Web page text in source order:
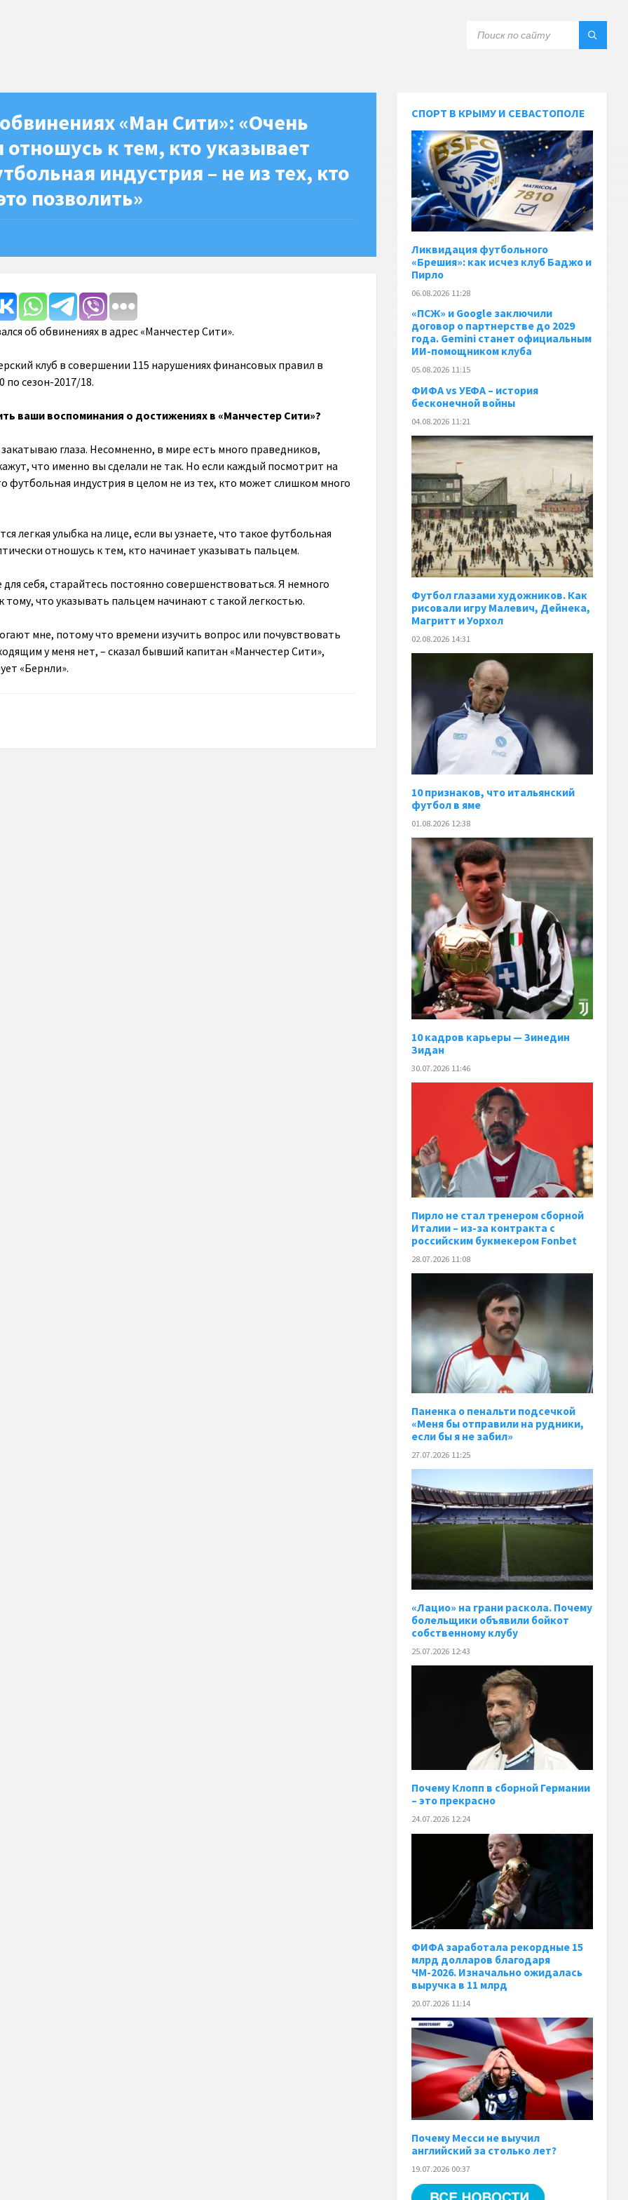
«Ман Сити»: «Очень
отношусь к тем, кто указывает
индустрия – не из тех, кто
позволить»
об обвинениях в адрес «Манчестер Сити».
клуб в совершении 115 нарушениях финансовых правил в
по сезон-2017/18.
ваши воспоминания о достижениях в «Манчестер Сити»?
глаза. Несомненно, в мире есть много праведников,
что именно вы сделали не так. Но если каждый посмотрит на
футбольная индустрия в целом не из тех, кто может слишком много
легкая улыбка на лице, если вы узнаете, что такое футбольная
отношусь к тем, кто начинает указывать пальцем.
себя, старайтесь постоянно совершенствоваться. Я немного
тому, что указывать пальцем начинают с такой легкостью.
мне, потому что времени изучить вопрос или почувствовать
у меня нет, – сказал бывший капитан «Манчестер Сити»,
«Бернли».
СПОРТ В КРЫМУ И СЕВАСТОПОЛЕ
Ликвидация футбольного
«Брешия»: как исчез клуб Баджо и
Пирло
06.08.2026 11:28
«ПСЖ» и Google заключили
договор о партнерстве до 2029
года. Gemini станет официальным
ИИ-помощником клуба
05.08.2026 11:15
ФИФА vs УЕФА – история
бесконечной войны
04.08.2026 11:21
Футбол глазами художников. Как
рисовали игру Малевич, Дейнека,
Магритт и Уорхол
02.08.2026 14:31
10 признаков, что итальянский
футбол в яме
01.08.2026 12:38
10 кадров карьеры — Зинедин
Зидан
30.07.2026 11:46
Пирло не стал тренером сборной
Италии – из-за контракта с
российским букмекером Fonbet
28.07.2026 11:08
Паненка o пенальти подсечкой
«Меня бы отправили на рудники,
если бы я не забил»
27.07.2026 11:25
«Лацио» на грани раскола. Почему
болельщики объявили бойкот
собственному клубу
25.07.2026 12:43
Почему Клопп в сборной Германии
– это прекрасно
24.07.2026 12:24
ФИФА заработала рекордные 15
млрд долларов благодаря
ЧМ-2026. Изначально ожидалась
выручка в 11 млрд
20.07.2026 11:14
Почему Месси не выучил
английский за столько лет?
19.07.2026 00:37